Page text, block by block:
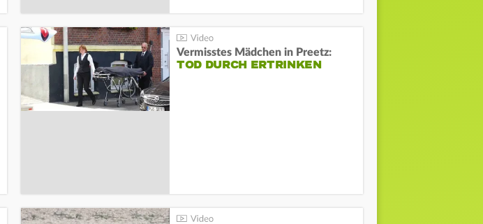
Vermisstes Mädchen in Preetz:
TOD DURCH ERTRINKEN